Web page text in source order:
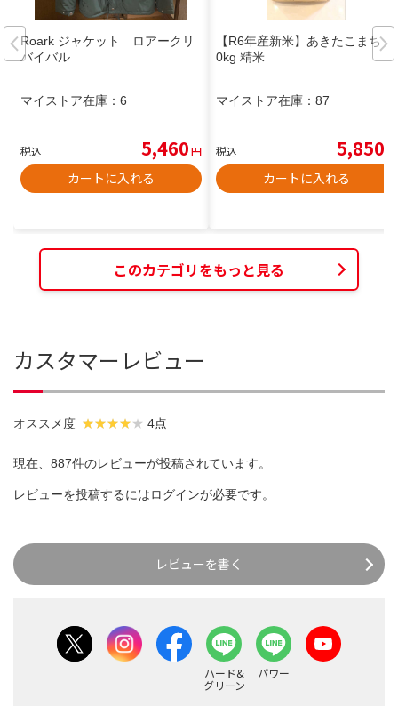
Roark ジャケット ロアークリ
バイバル
マイストア在庫： 6
税込 5,460円
カートに入れる
【R6年産新米】あきたこまち 1
0kg 精米
マイストア在庫： 87
税込 5,850
カートに入れる
このカテゴリをもっと見る
カスタマーレビュー
オススメ度 4点
現在、887件のレビューが投稿されています。
レビューを投稿するにはログインが必要です。
レビューを書く
ハード&
グリーン
パワー